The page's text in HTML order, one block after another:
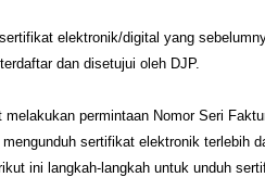
elektronik/digital yang
dan disetujui oleh DJP.
melakukan permintaan Nomor Seri
sertifikat elektronik terlebih
ini langkah-langkah untuk unduh